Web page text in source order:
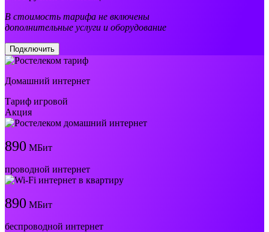
В стоимость тарифа не включены
дополнительные услуги и оборудование
Подключить
Домашний интернет
Тариф игровой
Акция
890 МБит
проводной интернет
890 МБит
беспроводной интернет